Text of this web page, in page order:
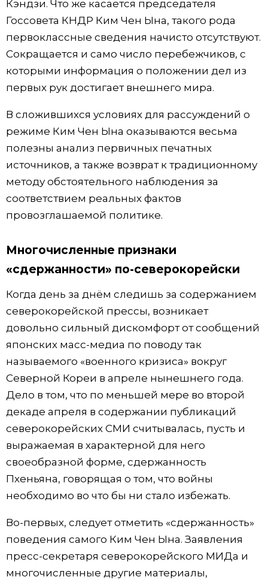
Кэндзи. Что же касается председателя
Госсовета КНДР Ким Чен Ына, такого рода
первоклассные сведения начисто отсутствуют.
Сокращается и само число перебежчиков, с
которыми информация о положении дел из
первых рук достигает внешнего мира.
В сложившихся условиях для рассуждений о
режиме Ким Чен Ына оказываются весьма
полезны анализ первичных печатных
источников, а также возврат к традиционному
методу обстоятельного наблюдения за
соответствием реальных фактов
провозглашаемой политике.
Многочисленные признаки
«сдержанности» по-северокорейски
Когда день за днём следишь за содержанием
северокорейской прессы, возникает
довольно сильный дискомфорт от сообщений
японских масс-медиа по поводу так
называемого «военного кризиса» вокруг
Северной Кореи в апреле нынешнего года.
Дело в том, что по меньшей мере во второй
декаде апреля в содержании публикаций
северокорейских СМИ считывалась, пусть и
выражаемая в характерной для него
своеобразной форме, сдержанность
Пхеньяна, говорящая о том, что войны
необходимо во что бы ни стало избежать.
Во-первых, следует отметить «сдержанность»
поведения самого Ким Чен Ына. Заявления
пресс-секретаря северокорейского МИДа и
многочисленные другие материалы,